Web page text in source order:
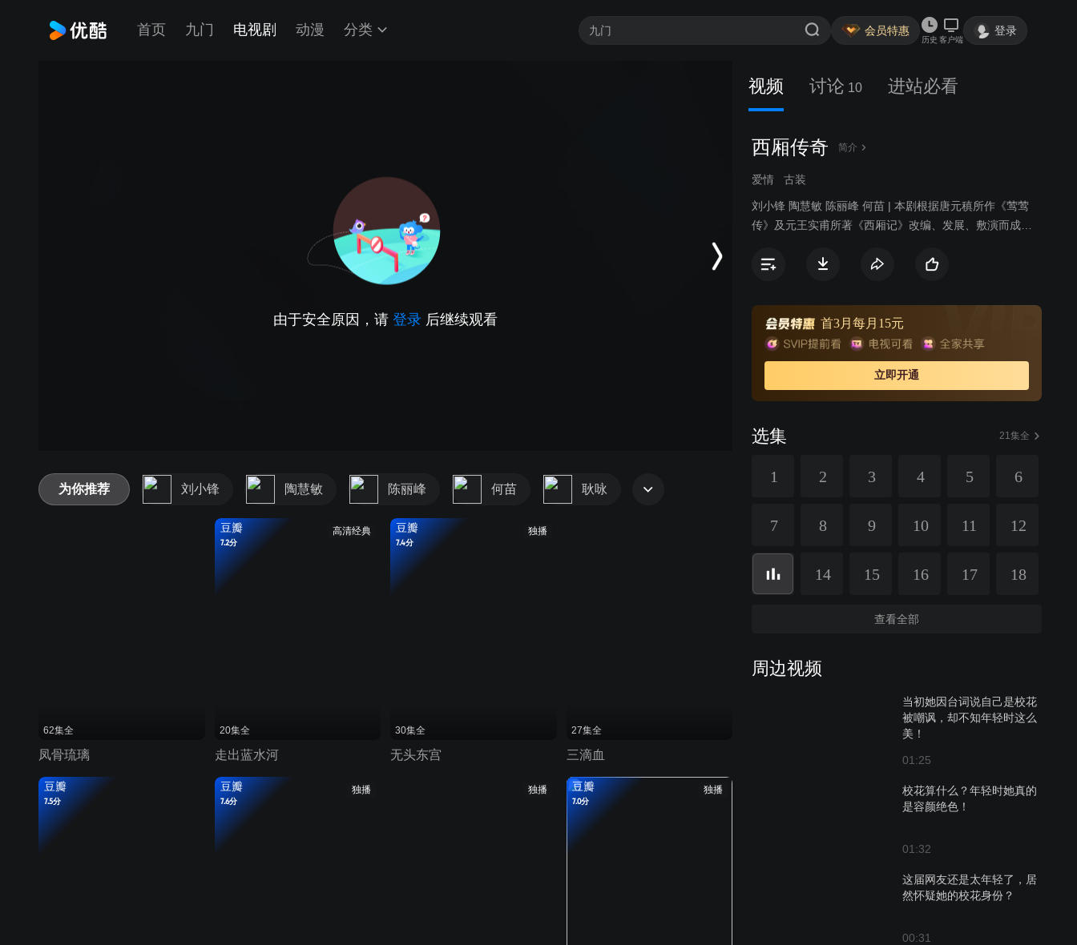
首页 九门 电视剧 动漫 分类 会员特惠
历史 客户端
登录
由于安全原因，请 登录 后继续观看
视频 讨论 10 进站必看
西厢传奇 简介
爱情 古装
刘小锋 陶慧敏 陈丽峰 何苗 | 本剧根据唐元稹所作《莺莺
传》及元王实甫所著《西厢记》改编、发展、敷演而成。
老夫人过洛阳，见难民当道，因而痛骂迎面相遇的“洛阳知
写下名诗《农家怨》讥刺朝政。洛阳知府夏昌衔恨伺机报
复，先派艳妓勾引张生，企图坏其名声，一计不成又设法
诱出张生不满朝政之言论，将其堂审收监。张生毫不屈
服，诟骂不止。后经友人设法营救出监，但已与官府结下
仇隙……
首3月每月15元
立即开通
选集 21集全
1 2 3 4 5 6
7 8 9 10 11 12
14 15 16 17 18
查看全部
周边视频
当初她因台词说自己是校花
被嘲讽，却不知年轻时这么
美！
01:25
校花算什么？年轻时她真的
是容颜绝色！
01:32
这届网友还是太年轻了，居
然怀疑她的校花身份？
00:31
为你推荐 刘小锋 陶慧敏 陈丽峰 何苗 耿咏
62集全
凤骨琉璃
高清经典
豆瓣
7.2分
20集全
走出蓝水河
独播
豆瓣
7.4分
30集全
无头东宫
27集全
三滴血
豆瓣
7.5分
独播
豆瓣
7.6分
独播 独播
豆瓣
7.0分